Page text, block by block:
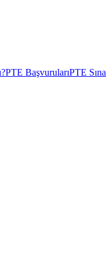
PTE BaşvurularıPTE